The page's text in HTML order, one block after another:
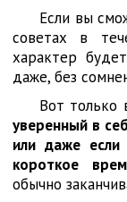
Если вы
советах в
характер
даже, без
Вот только
уверенный в
или даже
короткое
обычно